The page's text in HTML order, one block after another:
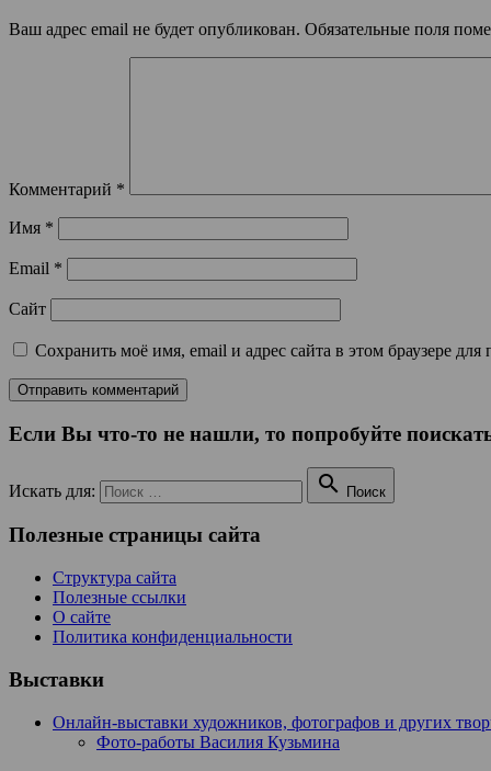
Ваш адрес email не будет опубликован. Обязательные поля
Комментарий *
Имя *
Email *
Сайт
Сохранить моё имя, email и адрес сайта в этом браузере
Если Вы что-то не нашли, то попробуйте
Искать для:  Поиск
Полезные страницы сайта
Структура сайта
Полезные ссылки
О сайте
Политика конфиденциальности
Выставки
Онлайн-выставки художников, фотографов и других
Фото-работы Василия Кузьмина